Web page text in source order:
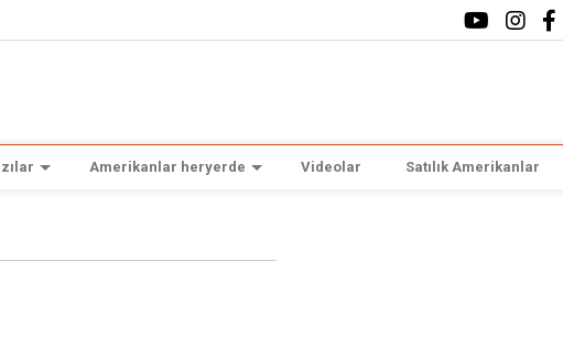
Amerikanlar heryerde Videolar Satılık Amerikanlar